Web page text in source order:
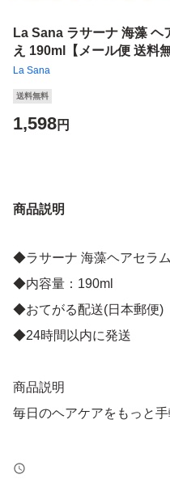
La Sana ラサーナ 海藻 ヘ
え 190ml【メール便 送料無
La Sana
送料無料
1,598円
商品説明
◆ラサーナ 海藻ヘアセラ
◆内容量：190ml
◆おてがる配送(日本郵便)
◆24時間以内に発送
商品説明
毎日のヘアケアをもっと手
「ラサーナ 海藻 ヘア セラ